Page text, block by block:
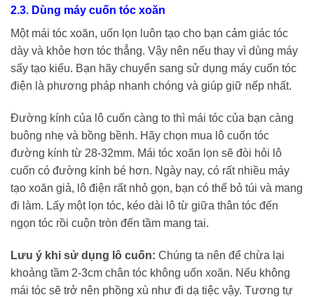
2.3. Dùng máy cuốn tóc xoăn
Một mái tóc xoăn, uốn lọn luôn tạo cho bạn cảm giác tóc
dày và khỏe hơn tóc thẳng. Vậy nên nếu thay vì dùng máy
sấy tạo kiểu. Bạn hãy chuyển sang sử dụng máy cuốn tóc
điện là phương pháp nhanh chóng và giúp giữ nếp nhất.
Đường kính của lô cuốn càng to thì mái tóc của bạn càng
buông nhẹ và bồng bềnh. Hãy chọn mua lô cuốn tóc
đường kính từ 28-32mm. Mái tóc xoăn lọn sẽ đòi hỏi lô
cuốn có đường kính bé hơn. Ngày nay, có rất nhiều máy
tạo xoăn giả, lô điện rất nhỏ gọn, bạn có thể bỏ túi và mang
đi làm. Lấy một lọn tóc, kéo dài lô từ giữa thân tóc đến
ngọn tóc rồi cuộn tròn đến tầm mang tai.
Lưu ý khi sử dụng lô cuốn: Chúng ta nên để chừa lại
khoảng tầm 2-3cm chân tóc không uốn xoăn. Nếu không
mái tóc sẽ trở nên phồng xù như đi dạ tiệc vậy. Tương tự